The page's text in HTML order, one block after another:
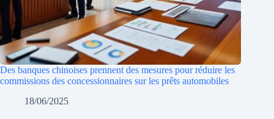
Des banques chinoises prennent des mesures pour réduire les
commissions des concessionnaires sur les prêts automobiles
18/06/2025